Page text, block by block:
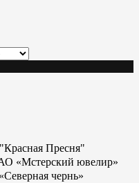
Пресня"
«Мстерский ювелир»
чернь»